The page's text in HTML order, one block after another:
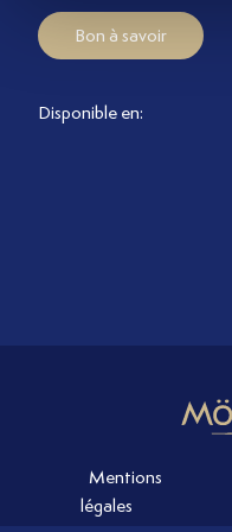
Bon à savoir
Disponible en:
Mentions
légales